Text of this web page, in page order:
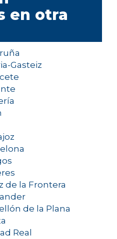
en otra
Gasteiz
de la Frontera
de la Plana
Real